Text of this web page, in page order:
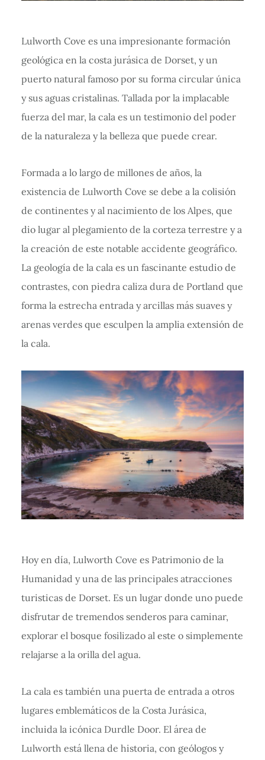
Lulworth Cove es una impresionante formación
geológica en la costa jurásica de Dorset, y un
puerto natural famoso por su forma circular única
y sus aguas cristalinas. Tallada por la implacable
fuerza del mar, la cala es un testimonio del poder
de la naturaleza y la belleza que puede crear.
Formada a lo largo de millones de años, la
existencia de Lulworth Cove se debe a la colisión
de continentes y al nacimiento de los Alpes, que
dio lugar al plegamiento de la corteza terrestre y a
la creación de este notable accidente geográfico.
La geología de la cala es un fascinante estudio de
contrastes, con piedra caliza dura de Portland que
forma la estrecha entrada y arcillas más suaves y
arenas verdes que esculpen la amplia extensión de
la cala.
Hoy en día, Lulworth Cove es Patrimonio de la
Humanidad y una de las principales atracciones
turisticas de Dorset. Es un lugar donde uno puede
disfrutar de tremendos senderos para caminar,
explorar el bosque fosilizado al este o simplemente
relajarse a la orilla del agua.
La cala es también una puerta de entrada a otros
lugares emblemáticos de la Costa Jurásica,
incluida la icónica Durdle Door. El área de
Lulworth está llena de historia, con geólogos y